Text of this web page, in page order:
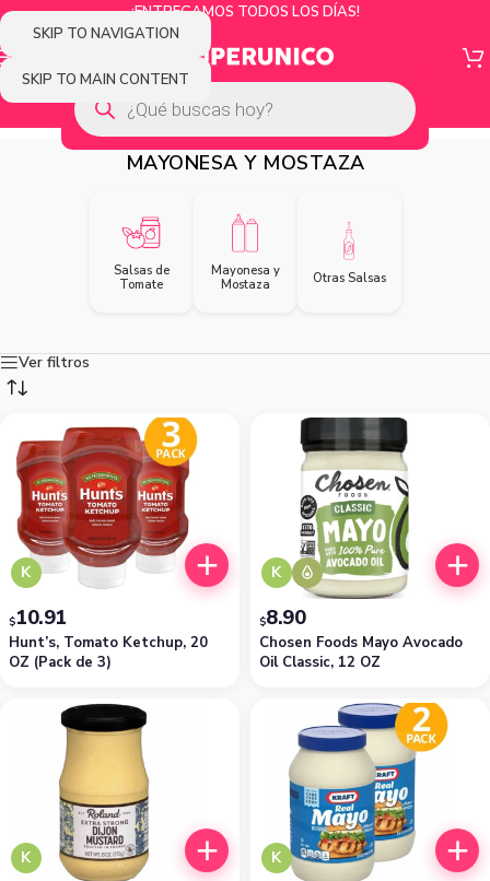
SKIP TO NAVIGATION
SKIP TO MAIN CONTENT
¡ENTREGAMOS TODOS LOS DÍAS!
MAYONESA Y MOSTAZA
Salsas de
Tomate
Mayonesa y
Mostaza
Otras Salsas
Ver filtros
K
Hunt’s, Tomato Ketchup, 20
OZ (Pack de 3)
$10.91
K
Chosen Foods Mayo Avocado
Oil Classic, 12 OZ
$8.90
K K